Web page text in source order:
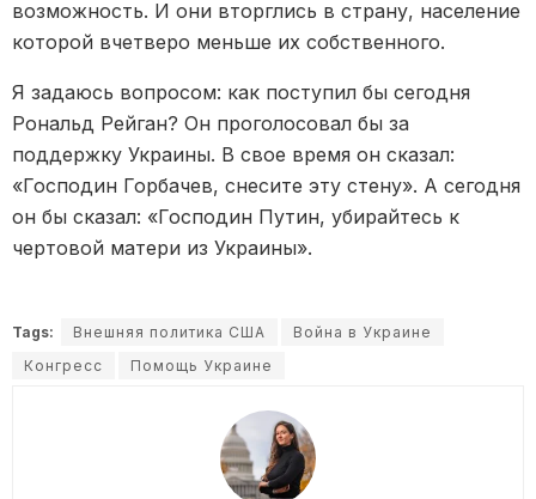
возможность. И они вторглись в страну, население
которой вчетверо меньше их собственного.
Я задаюсь вопросом: как поступил бы сегодня
Рональд Рейган? Он проголосовал бы за
поддержку Украины. В свое время он сказал:
«Господин Горбачев, снесите эту стену». А сегодня
он бы сказал: «Господин Путин, убирайтесь к
чертовой матери из Украины».
Tags: Внешняя политика США
Война в Украине
Конгресс
Помощь Украине